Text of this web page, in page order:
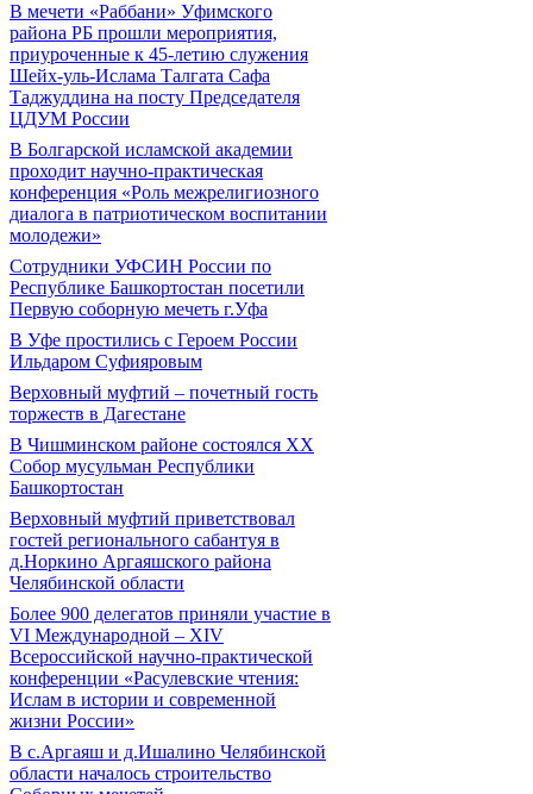
В мечети «Раббани» Уфимского
района РБ прошли мероприятия,
приуроченные к 45-летию служения
Шейх-уль-Ислама Талгата Сафа
Таджуддина на посту Председателя
ЦДУМ России
В Болгарской исламской академии
проходит научно-практическая
конференция «Роль межрелигиозного
диалога в патриотическом воспитании
молодежи»
Сотрудники УФСИН России по
Республике Башкортостан посетили
Первую соборную мечеть г.Уфа
В Уфе простились с Героем России
Ильдаром Суфияровым
Верховный муфтий – почетный гость
торжеств в Дагестане
В Чишминском районе состоялся XX
Собор мусульман Республики
Башкортостан
Верховный муфтий приветствовал
гостей регионального сабантуя в
д.Норкино Аргаяшского района
Челябинской области
Более 900 делегатов приняли участие в
VI Международной – ХIV
Всероссийской научно-практической
конференции «Расулевские чтения:
Ислам в истории и современной
жизни России»
В с.Аргаяш и д.Ишалино Челябинской
области началось строительство